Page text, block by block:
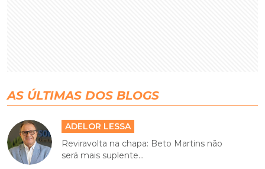
AS ÚLTIMAS DOS BLOGS
ADELOR LESSA
Reviravolta na chapa: Beto Martins não
será mais suplente...